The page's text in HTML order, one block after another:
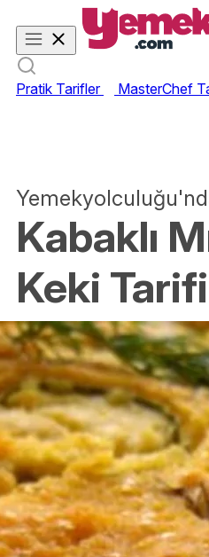
Pratik Tarifler MasterChef
Kabaklı
Keki Tarifi